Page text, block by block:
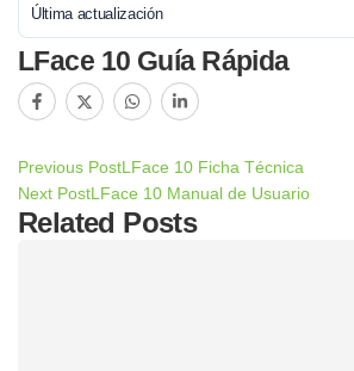
Última actualización
LFace 10 Guía Rápida
Previous PostLFace 10 Ficha Técnica
Next PostLFace 10 Manual de Usuario
Related Posts